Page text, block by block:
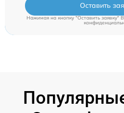
Оставить
Нажимая на кнопку "Оставить заявку"